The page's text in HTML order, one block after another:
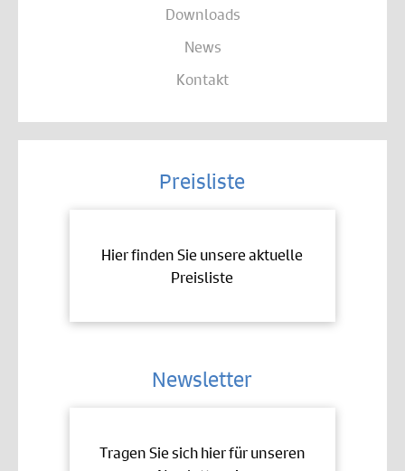
Downloads
News
Kontakt
Preisliste
Hier finden Sie unsere aktuelle
Preisliste
Newsletter
Tragen Sie sich hier für unseren